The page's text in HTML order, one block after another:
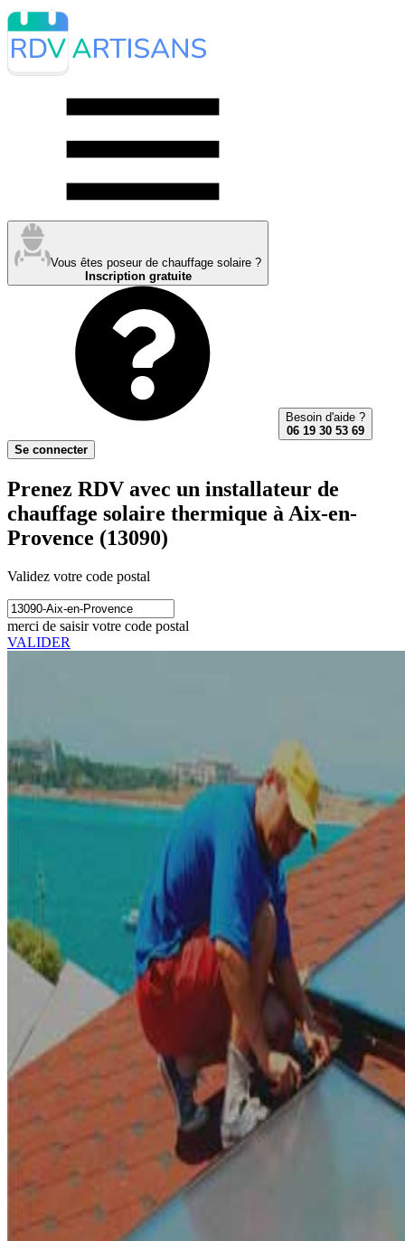
Vous êtes poseur de chauffage solaire ?
Inscription gratuite
Besoin d'aide ?
06 19 30 53 69
Se connecter
Prenez RDV avec un installateur de
chauffage solaire thermique à Aix-en-
Provence (13090)
Validez votre code postal
merci de saisir votre code postal
VALIDER